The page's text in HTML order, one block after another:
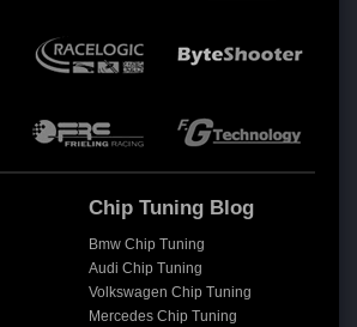
Chip Tuning Blog
Bmw Chip Tuning
Audi Chip Tuning
Volkswagen Chip Tuning
Mercedes Chip Tuning